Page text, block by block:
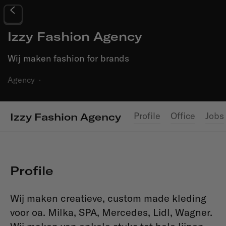
Izzy Fashion Agency
Wij maken fashion for brands
Agency ·
Izzy Fashion Agency Profile Office Jobs
Profile
Wij maken creatieve, custom made kleding
voor oa. Milka, SPA, Mercedes, Lidl, Wagner.